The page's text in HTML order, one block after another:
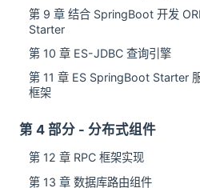
第 9 章 结合 SpringBoot 开发
Starter
第 10 章 ES-JDBC 查询引擎
第 11 章 ES SpringBoot Starter
框架
第 4 部分 - 分布式组件
第 12 章 RPC 框架实现
第 13 章 数据库路由组件